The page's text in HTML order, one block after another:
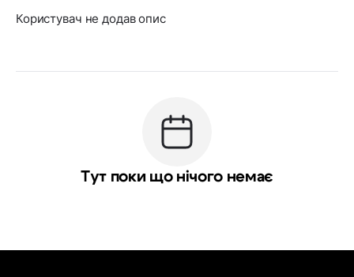
Користувач не додав опис
Тут поки що нічого немає